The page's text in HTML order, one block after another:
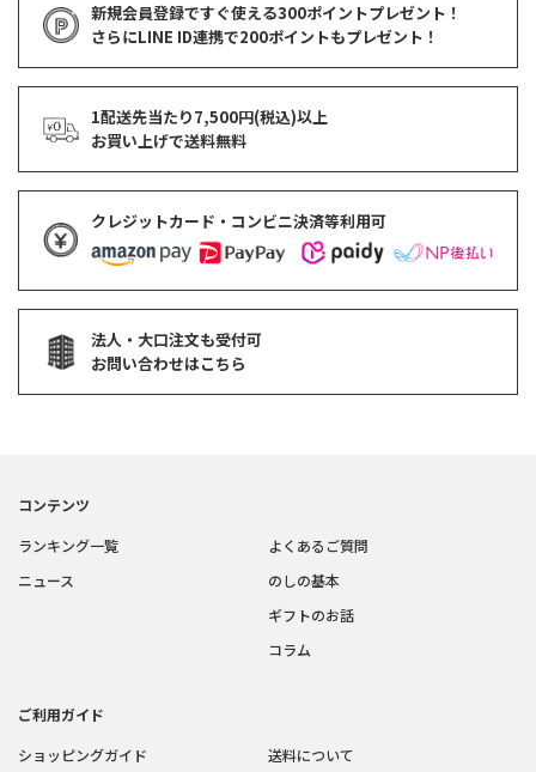
新規会員登録ですぐ使える300ポイントプレゼント！
さらにLINE ID連携で200ポイントもプレゼント！
1配送先当たり7,500円(税込)以上
お買い上げで送料無料
クレジットカード・コンビニ決済等利用可
法人・大口注文も受付可
お問い合わせはこちら
コンテンツ
ランキング一覧
ニュース
よくあるご質問
のしの基本
ギフトのお話
コラム
ご利用ガイド
ショッピングガイド
送料について